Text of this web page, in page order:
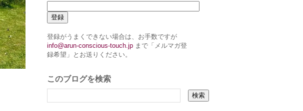
登録がうまくできない場合は、お手数ですが
info@arun-conscious-touch.jp まで「メルマガ登
録希望」とお送りください。
このブログを検索